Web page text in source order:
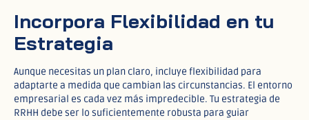
Incorpora Flexibilidad en tu
Estrategia
Aunque necesitas un plan claro, incluye flexibilidad para
adaptarte a medida que cambian las circunstancias. El entorno
empresarial es cada vez más impredecible. Tu estrategia de
RRHH debe ser lo suficientemente robusta para guiar